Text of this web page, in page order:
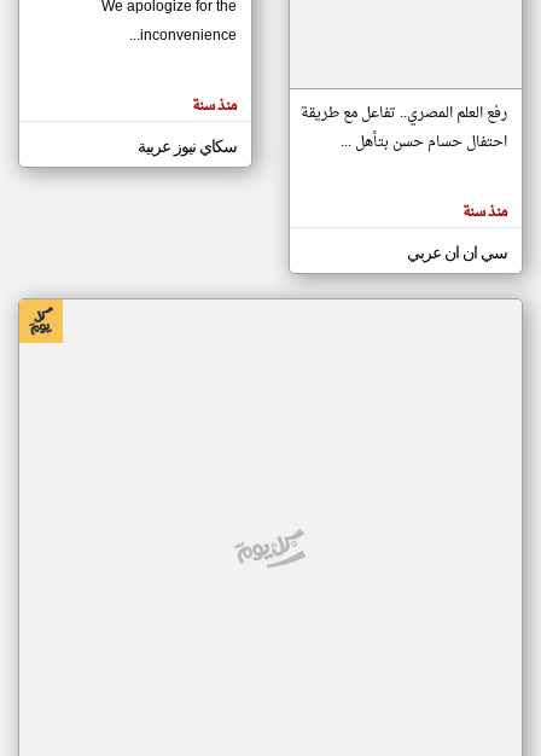
مصادر الأخبار من موريتانيا
اخبار موريتانيا على مدار الساعة
أهم اخبار موريتانيا العاجلة والمباشرة
المقالات
الموجوده
هنا عن
رفع العلم المصري.. تفاعل مع طريقة
احتفال حسام حسن بتأهل ...
منذ سنة
سي ان ان عربي
We apologize for the
inconvenience...
منذ سنة
سكاي نيوز عربية
klyoum.com